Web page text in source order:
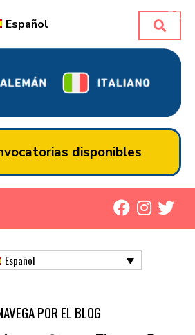
Español
disponibles
Español
POR EL BLOG